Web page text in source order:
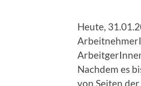
Heute,
Nachdem es
von Seiten